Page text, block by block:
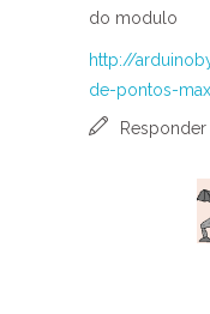
do modulo
http://
de-pontos-
Responder